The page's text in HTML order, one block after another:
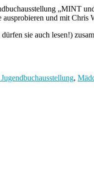
„MINT
und mit
sie auch lesen!)
,